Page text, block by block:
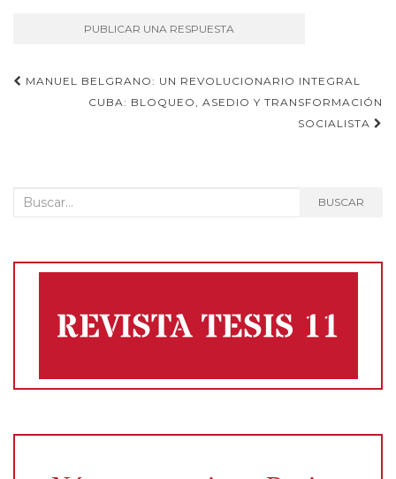
Navegación
MANUEL BELGRANO: UN REVOLUCIONARIO INTEGRAL
CUBA: BLOQUEO, ASEDIO Y TRANSFORMACIÓN
SOCIALISTA
Buscar: BUSCAR